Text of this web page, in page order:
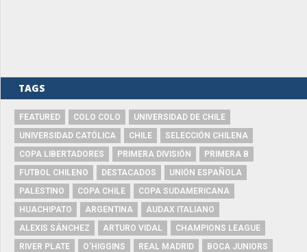
TAGS
FEATURED COLO COLO
UNIVERSIDAD DE CHILE
UNIVERSIDAD CATÓLICA
CHILE
SELECCIÓN CHILENA
COPA LIBERTADORES
PRIMERA DIVISIÓN
PRIMERA B
FUTBOL CHILENO
DESTACADOS
UNIÓN ESPAÑOLA
PALESTINO
COPA CHILE
COPA SUDAMERICANA
HUACHIPATO
ARGENTINA
AUDAX ITALIANO
ALEXIS SÁNCHEZ
ARTURO VIDAL
CHAMPIONS LEAGUE
RIVER PLATE
O'HIGGINS REAL MADRID
BOCA JUNIORS